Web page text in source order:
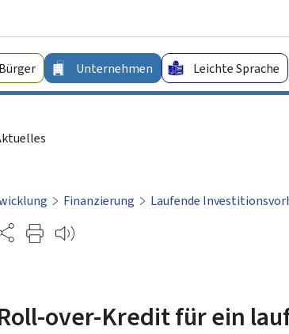
Bürger Unternehmen Leichte Sprache
Finanzierung Laufende
Partage
over-Kredit für ein